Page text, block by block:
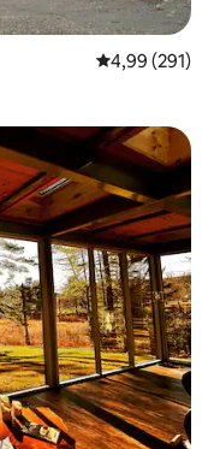
Средна
4,99 (291)